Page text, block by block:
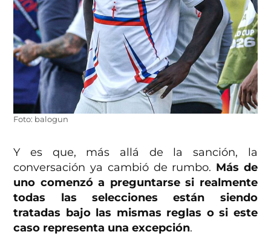
Foto: balogun
Y es que, más allá de la sanción, la
conversación ya cambió de rumbo. Más de
uno comenzó a preguntarse si realmente
todas las selecciones están siendo
tratadas bajo las mismas reglas o si este
caso representa una excepción.